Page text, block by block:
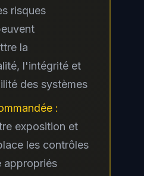
risques
la
l'intégrité et
des systèmes
:
exposition et
les contrôles
appropriés